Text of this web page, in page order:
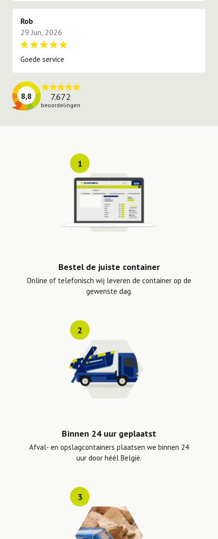
Rob
29 Jun, 2026
Goede service
8,8 7.672
beoordelingen
1
Bestel de juiste container
Online of telefonisch wij leveren de container op de
gewenste dag.
2
Binnen 24 uur geplaatst
Afval- en opslagcontainers plaatsen we binnen 24
uur door héél België.
3